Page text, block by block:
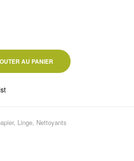
AU PANIER
, Linge, Nettoyants